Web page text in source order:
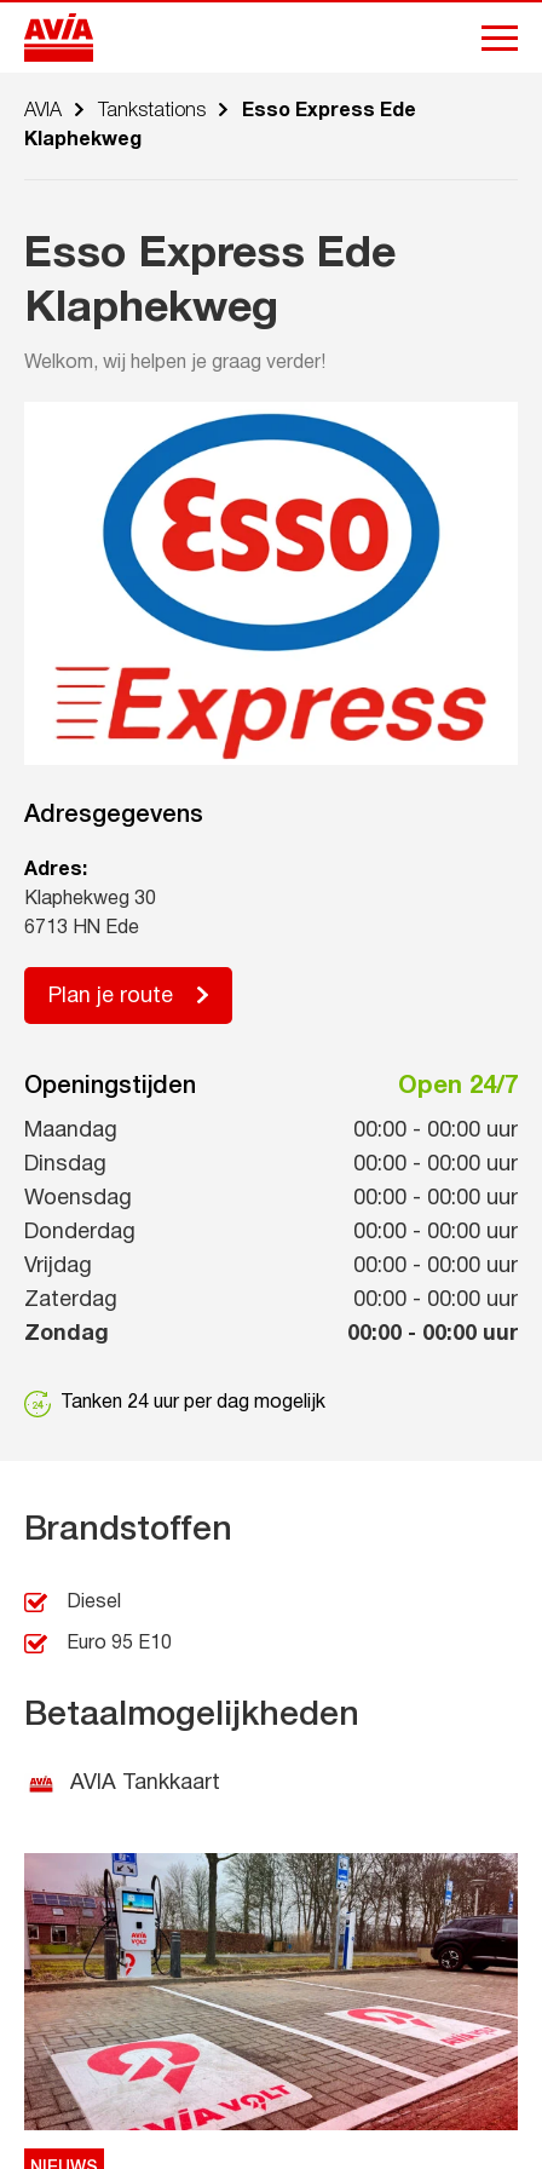
AVIA Tankstations
Esso Express Ede
Klaphekweg
Esso Express Ede
Klaphekweg
Welkom, wij helpen je graag verder!
Adresgegevens
Adres:
Klaphekweg 30
6713 HN Ede
Plan je route
Openingstijden Open 24/7
Maandag 00:00 - 00:00 uur
Dinsdag
00:00 - 00:00 uur
Woensdag
00:00 - 00:00 uur
Donderdag
00:00 - 00:00 uur
Vrijdag
00:00 - 00:00 uur
Zaterdag
00:00 - 00:00 uur
Zondag
00:00 - 00:00 uur
Tanken 24 uur per dag mogelijk
Brandstoffen
Diesel
Euro 95 E10
Betaalmogelijkheden
AVIA Tankkaart